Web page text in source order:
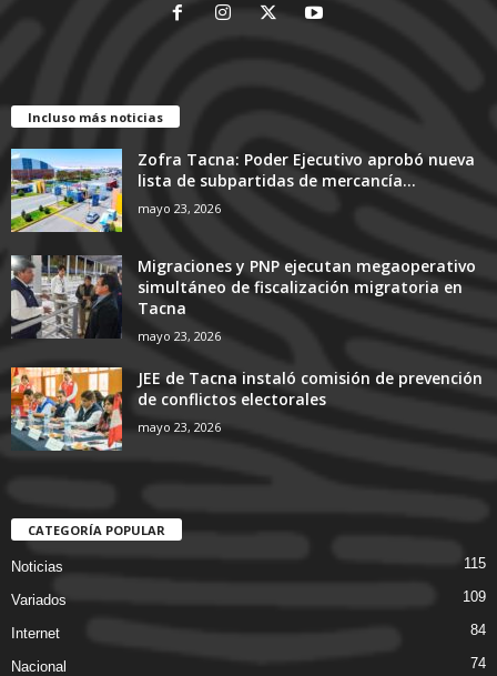
Incluso más noticias
Zofra Tacna: Poder Ejecutivo aprobó nueva
lista de subpartidas de mercancía...
mayo 23, 2026
Migraciones y PNP ejecutan megaoperativo
simultáneo de fiscalización migratoria en
Tacna
mayo 23, 2026
JEE de Tacna instaló comisión de prevención
de conflictos electorales
mayo 23, 2026
CATEGORÍA POPULAR
Noticias 115
Variados 109
Internet 84
Nacional 74